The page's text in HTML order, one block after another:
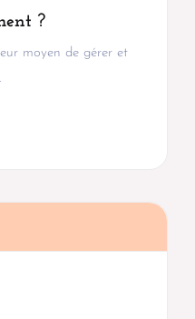
?
moyen de gérer et